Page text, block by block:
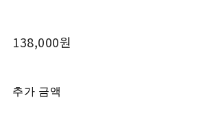
138,000원
추가 금액